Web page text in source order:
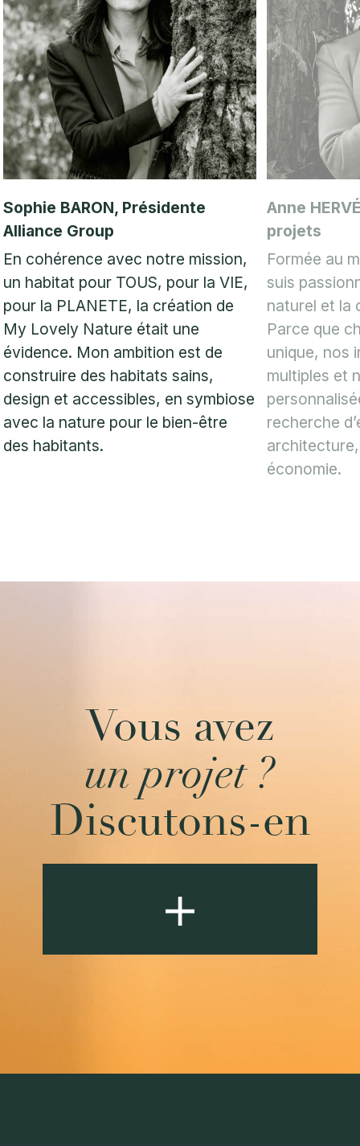
Sophie BARON, Présidente
Alliance Group
En cohérence avec notre mission,
un habitat pour TOUS, pour la VIE,
pour la PLANETE, la création de
My Lovely Nature était une
évidence. Mon ambition est de
construire des habitats sains,
design et accessibles, en symbiose
avec la nature pour le bien-être
des habitants.
Anne
projets
Formée au
suis
naturel et la
Parce que
unique, nos
multiples et
recherche
économie.
Vous avez
un projet ?
Discutons-en